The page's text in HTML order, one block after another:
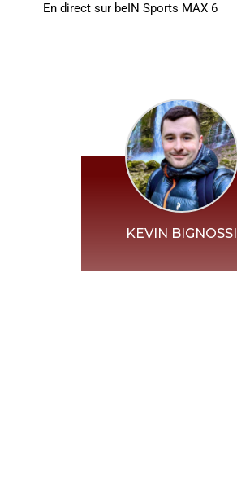
En direct sur beIN Sports MAX 6
KEVIN BIGNOSSI